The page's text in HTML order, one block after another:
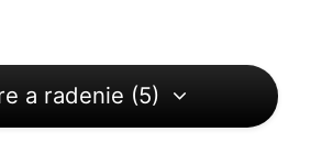
a radenie (5)